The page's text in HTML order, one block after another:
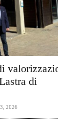
di
2026